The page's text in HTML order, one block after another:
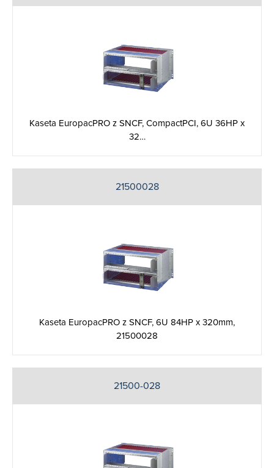
Kaseta EuropacPRO z SNCF, CompactPCI, 6U 36HP x
32…
21500028
Kaseta EuropacPRO z SNCF, 6U 84HP x 320mm,
21500028
21500-028